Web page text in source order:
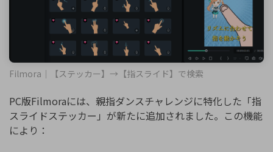
Filmora｜【ステッカー】→【指スライド】で検索
PC版Filmoraには、親指ダンスチャレンジに特化した「指
スライドステッカー」が新たに追加されました。この機能
により：